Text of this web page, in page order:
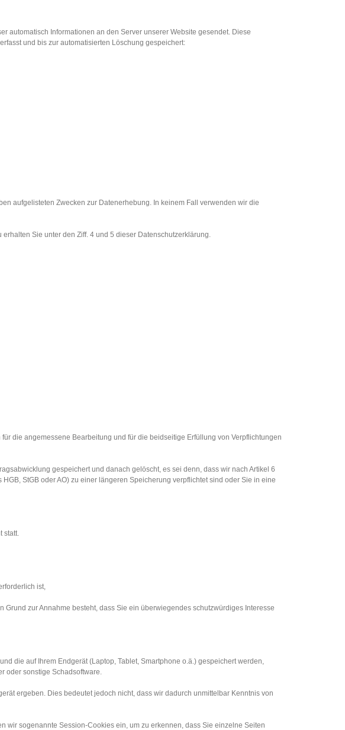
automatisch Informationen an den Server unserer Website gesendet. Diese
und bis zur automatisierten Löschung gespeichert:
aufgelisteten Zwecken zur Datenerhebung. In keinem Fall verwenden wir die
Sie unter den Ziff. 4 und 5 dieser Datenschutzerklärung.
die angemessene Bearbeitung und für die beidseitige Erfüllung von Verpflichtungen
gespeichert und danach gelöscht, es sei denn, dass wir nach Artikel 6
StGB oder AO) zu einer längeren Speicherung verpflichtet sind oder Sie in eine
statt.
ist,
Grund zur Annahme besteht, dass Sie ein überwiegendes schutzwürdiges Interesse
die auf Ihrem Endgerät (Laptop, Tablet, Smartphone o.ä.) gespeichert werden,
oder sonstige Schadsoftware.
ergeben. Dies bedeutet jedoch nicht, dass wir dadurch unmittelbar Kenntnis von
wir sogenannte Session-Cookies ein, um zu erkennen, dass Sie einzelne Seiten